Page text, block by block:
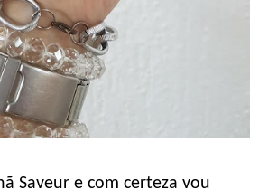
Saveur e com certeza vou